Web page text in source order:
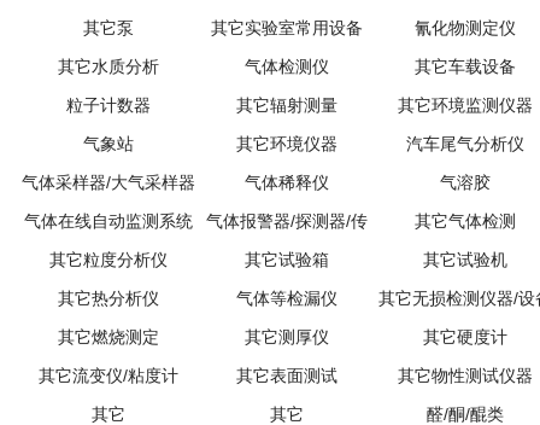
其它泵
其它实验室常用设备
氰化物测定仪
其它水质分析
气体检测仪
其它车载设备
粒子计数器
其它辐射测量
其它环境监测仪器
气象站
其它环境仪器
汽车尾气分析仪
气体采样器/大气采样器
气体稀释仪
气溶胶
气体在线自动监测系统
气体报警器/探测器/传
感器
其它气体检测
其它粒度分析仪
其它试验箱
其它试验机
其它热分析仪
气体等检漏仪
其它无损检测仪器/设
其它燃烧测定
其它测厚仪
其它硬度计
其它流变仪/粘度计
其它表面测试
其它物性测试仪器
其它
其它
醛/酮/醌类